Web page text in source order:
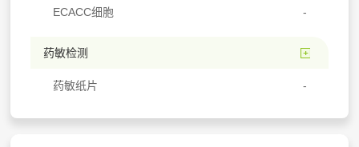
ECACC细胞
药敏检测
药敏纸片